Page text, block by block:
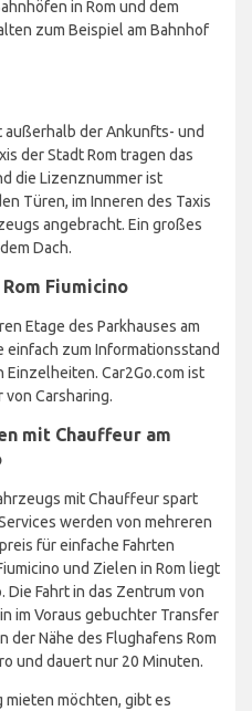
in Rom und dem
zum Beispiel am Bahnhof
der Ankunfts- und
der Stadt Rom tragen das
die Lizenznummer ist
Türen, im Inneren des Taxis
angebracht. Ein großes
Dach.
Fiumicino
Etage des Parkhauses am
einfach zum Informationsstand
Einzelheiten. Car2Go.com ist
Carsharing.
mit Chauffeur am
mit Chauffeur spart
werden von mehreren
für einfache Fahrten
und Zielen in Rom liegt
Die Fahrt in das Zentrum von
im Voraus gebuchter Transfer
der Nähe des Flughafens Rom
und dauert nur 20 Minuten.
mieten möchten, gibt es